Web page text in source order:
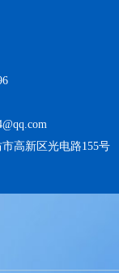
高新区光电路155号